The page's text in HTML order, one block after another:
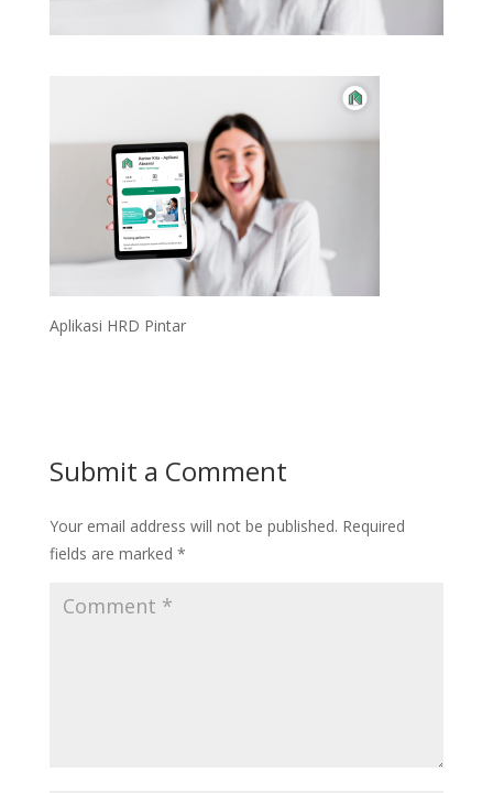
Aplikasi HRD Pintar
Submit a Comment
Your email address will not be published. Required
fields are marked *